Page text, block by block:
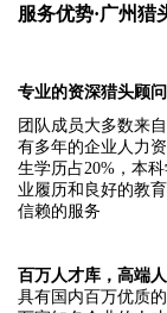
服务优势·广州猎
专业的资深猎头顾问
团队成员大多数来
有多年的企业人力
生学历占20%，本
业履历和良好的教
信赖的服务
百万人才库，高端
具有国内百万优质